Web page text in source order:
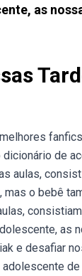
as
de
aulas,
o bebê
as
e desafiar